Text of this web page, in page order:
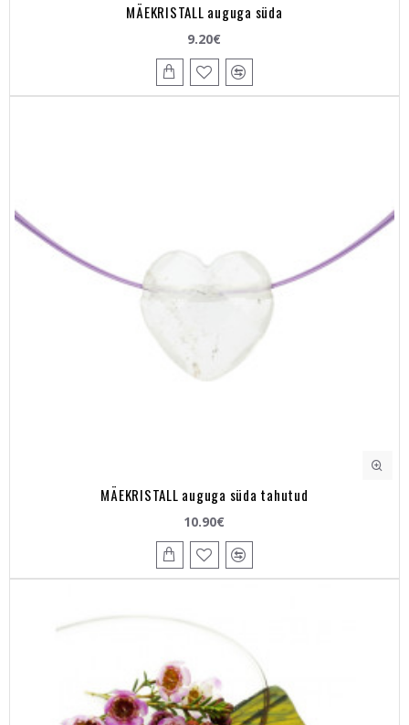
MÄEKRISTALL auguga süda
9.20€
MÄEKRISTALL auguga süda tahutud
10.90€